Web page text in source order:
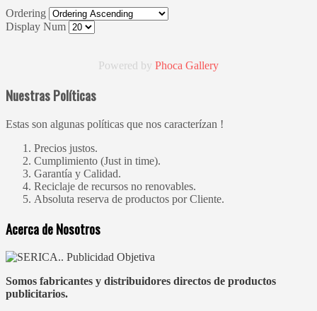
Ordering
Display Num
Powered by Phoca Gallery
Nuestras Políticas
Estas son algunas políticas que nos caracterízan !
Precios justos.
Cumplimiento (Just in time).
Garantía y Calidad.
Reciclaje de recursos no renovables.
Absoluta reserva de productos por Cliente.
Acerca de Nosotros
Somos fabricantes y distribuidores directos de productos
publicitarios.